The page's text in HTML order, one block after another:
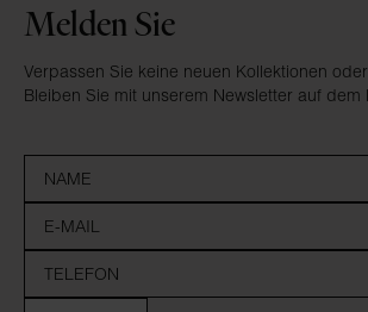
Melden Sie
Verpassen Sie keine neuen Kollektionen
Bleiben Sie mit unserem Newsletter auf dem